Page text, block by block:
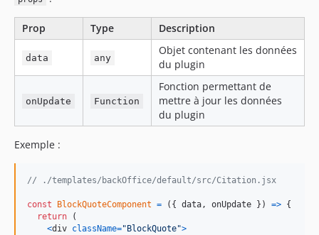
Prop Type Description
data any
Objet contenant les données
du plugin
onUpdate Function
Fonction permettant de
mettre à jour les données
du plugin
Exemple :
// ./templates/backOffice/default/src/Citation.jsx
const BlockQuoteComponent = ( { data, onUpdate } ) => {
return
(
<div className="BlockQuote">